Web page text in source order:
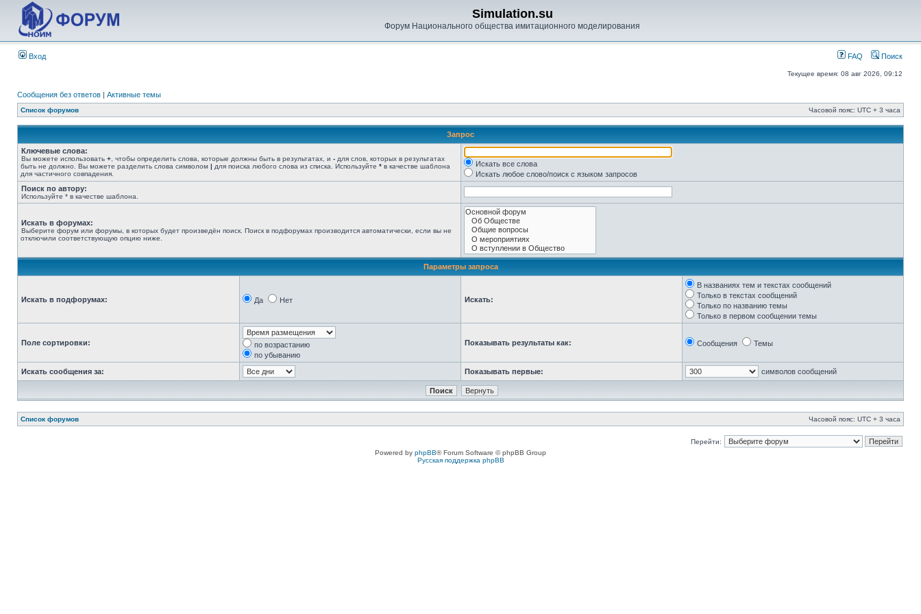
Simulation.su
Форум Национального общества имитационного моделирования
Вход FAQ Поиск
Текущее время: 08 авг 2026, 09:12
Сообщения без ответов | Активные темы
Список форумов Часовой пояс: UTC + 3 часа
Запрос
Ключевые слова:
Вы можете использовать + , чтобы определить слова, которые должны быть в результатах, и - для слов, которых в результатах
быть не должно. Вы можете разделить слова символом | для поиска любого слова из списка. Используйте * в качестве шаблона
для частичного совпадения.
Искать все слова
Искать любое слово/поиск с языком запросов
Поиск по автору:
Используйте * в качестве шаблона.
Искать в форумах:
Выберите форум или форумы, в которых будет произведён поиск. Поиск в подфорумах производится автоматически, если вы не
отключили соответствующую опцию ниже.
Параметры запроса
Искать в подфорумах: Да Нет Искать:
В названиях тем и текстах сообщений
Только в текстах сообщений
Только по названию темы
Только в первом сообщении темы
Поле сортировки:
по возрастанию
по убыванию
Показывать результаты как: Сообщения Темы
Искать сообщения за: Показывать первые: символов сообщений
Список форумов Часовой пояс: UTC + 3 часа
Перейти:
Powered by phpBB® Forum Software © phpBB Group
Русская поддержка phpBB